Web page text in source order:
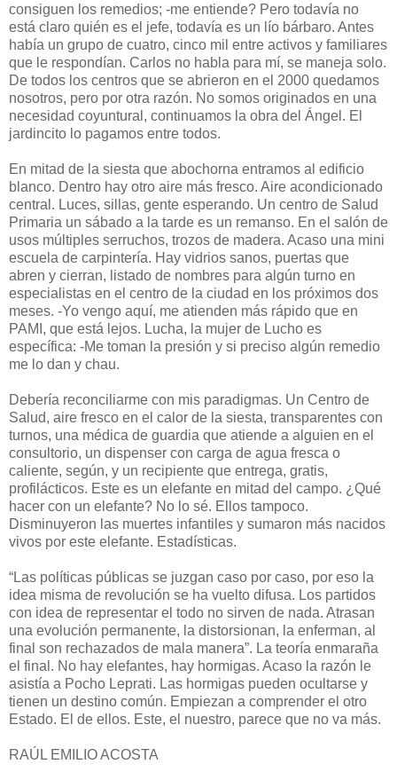
consiguen los remedios; -me entiende? Pero todavía no
está claro quién es el jefe, todavía es un lío bárbaro. Antes
había un grupo de cuatro, cinco mil entre activos y familiares
que le respondían. Carlos no habla para mí, se maneja solo.
De todos los centros que se abrieron en el 2000 quedamos
nosotros, pero por otra razón. No somos originados en una
necesidad coyuntural, continuamos la obra del Ángel. El
jardincito lo pagamos entre todos.
En mitad de la siesta que abochorna entramos al edificio
blanco. Dentro hay otro aire más fresco. Aire acondicionado
central. Luces, sillas, gente esperando. Un centro de Salud
Primaria un sábado a la tarde es un remanso. En el salón de
usos múltiples serruchos, trozos de madera. Acaso una mini
escuela de carpintería. Hay vidrios sanos, puertas que
abren y cierran, listado de nombres para algún turno en
especialistas en el centro de la ciudad en los próximos dos
meses. -Yo vengo aquí, me atienden más rápido que en
PAMI, que está lejos. Lucha, la mujer de Lucho es
específica: -Me toman la presión y si preciso algún remedio
me lo dan y chau.
Debería reconciliarme con mis paradigmas. Un Centro de
Salud, aire fresco en el calor de la siesta, transparentes con
turnos, una médica de guardia que atiende a alguien en el
consultorio, un dispenser con carga de agua fresca o
caliente, según, y un recipiente que entrega, gratis,
profilácticos. Este es un elefante en mitad del campo. ¿Qué
hacer con un elefante? No lo sé. Ellos tampoco.
Disminuyeron las muertes infantiles y sumaron más nacidos
vivos por este elefante. Estadísticas.
“Las políticas públicas se juzgan caso por caso, por eso la
idea misma de revolución se ha vuelto difusa. Los partidos
con idea de representar el todo no sirven de nada. Atrasan
una evolución permanente, la distorsionan, la enferman, al
final son rechazados de mala manera”. La teoría enmaraña
el final. No hay elefantes, hay hormigas. Acaso la razón le
asistía a Pocho Leprati. Las hormigas pueden ocultarse y
tienen un destino común. Empiezan a comprender el otro
Estado. El de ellos. Este, el nuestro, parece que no va más.
RAÚL EMILIO ACOSTA